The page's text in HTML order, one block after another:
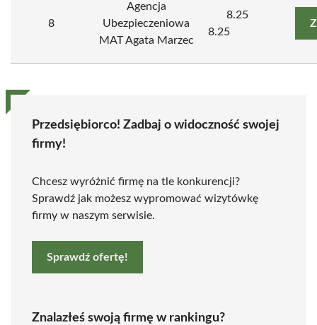
8
Agencja
Ubezpieczeniowa
MAT Agata Marzec
8.25
8.25
Przedsiębiorco! Zadbaj o widoczność swojej
firmy!
Chcesz wyróżnić firmę na tle konkurencji?
Sprawdź jak możesz wypromować wizytówkę
firmy w naszym serwisie.
Sprawdź ofertę!
Znalazłeś swoją firmę w rankingu?